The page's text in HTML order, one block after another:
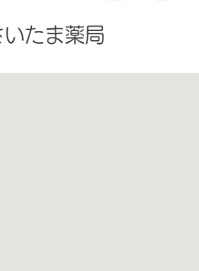
たま薬局